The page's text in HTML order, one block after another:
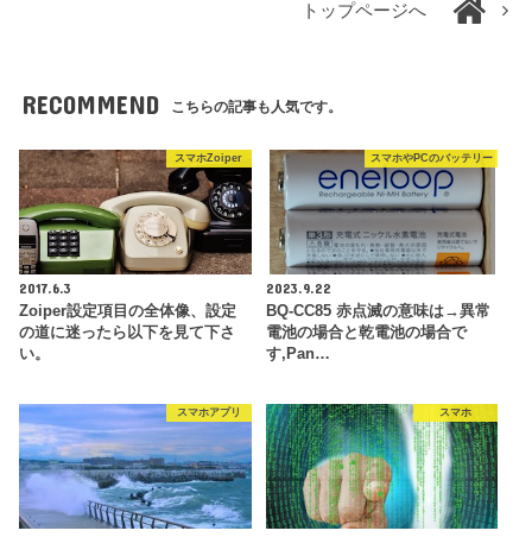
トップページへ
RECOMMEND こちらの記事も人気です。
スマホZoiper
2017.6.3
Zoiper設定項目の全体像、設定
の道に迷ったら以下を見て下さ
い。
スマホやPCのバッテリー
2023.9.22
BQ-CC85 赤点滅の意味は→異常
電池の場合と乾電池の場合で
す,Pan…
スマホアプリ スマホ